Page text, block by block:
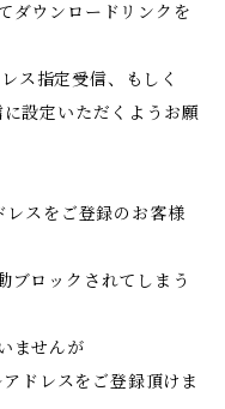
ダウンロードリンクを
ス指定受信、もしく
設定いただくようお願
スをご登録のお客様
ブロックされてしまう
ませんが
ドレスをご登録頂けま